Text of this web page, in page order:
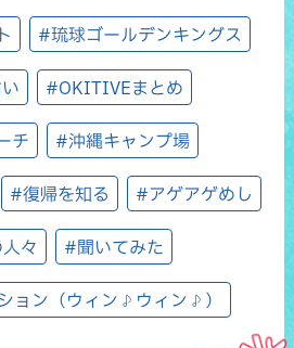
#琉球ゴールデンキングス
#OKITIVEまとめ
チ #沖縄キャンプ場
#復帰を知る #アゲアゲめし
々 #聞いてみた
ョン（ウィン♪ウィン♪）